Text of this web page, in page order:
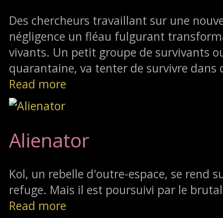
Des chercheurs travaillant sur une
négligence un fléau fulgurant
vivants. Un petit groupe de survivants
quarantaine, va tenter de survivre
Read more
Alienator
Kol, un rebelle d'outre-espace, se rend
refuge. Mais il est poursuivi par le
Read more